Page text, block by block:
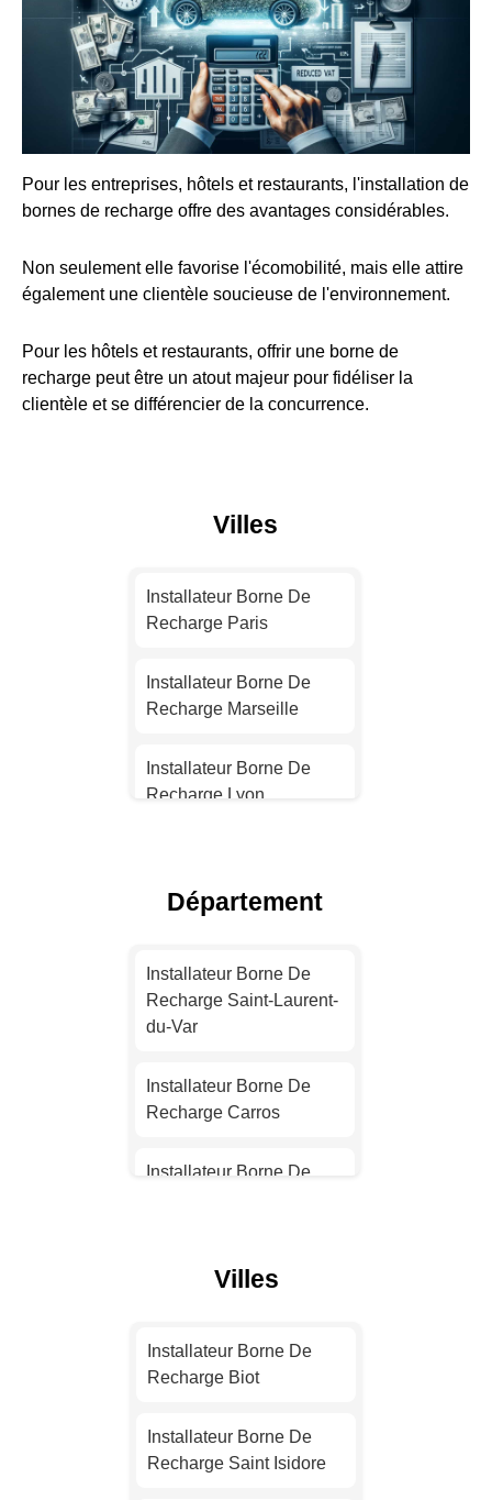
Pour les entreprises, hôtels et restaurants, l'installation de
bornes de recharge offre des avantages considérables.
Non seulement elle favorise l'écomobilité, mais elle attire
également une clientèle soucieuse de l'environnement.
Pour les hôtels et restaurants, offrir une borne de
recharge peut être un atout majeur pour fidéliser la
clientèle et se différencier de la concurrence.
Villes
Installateur Borne De
Recharge Paris
Installateur Borne De
Recharge Marseille
Installateur Borne De
Recharge Lyon
Recharge Nice
Installateur Borne De
Installateur Borne De
Installateur Borne De
Installateur Borne De
Installateur Borne De
Département
Installateur Borne De
Recharge Saint-Laurent-
du-Var
Installateur Borne De
Recharge Carros
Installateur Borne De
Recharge Beausoleil
Installateur Borne De
Recharge Cannes
Installateur Borne De
Recharge Nice
Villes
Installateur Borne De
Recharge Biot
Installateur Borne De
Recharge Saint Isidore